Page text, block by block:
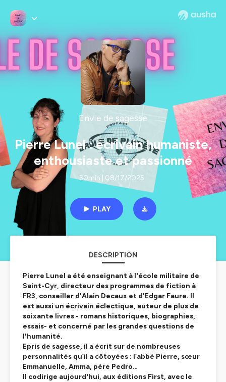
Envie de sagesse
Pierre Lunel : écrivain humaniste,
enthousiaste et passionné
50min | 08/17/2025
PLAY
DESCRIPTION
Pierre Lunel a été enseignant à l'école militaire de
Saint-Cyr, directeur des programmes de fiction à
FR3, conseiller d'Alain Decaux et d'Edgar Faure. Il
est aussi un écrivain éclectique, auteur de plus de
soixante livres - romans historiques, biographies,
essais- et concerné par les grandes questions de
l'humanité.
Epris de sagesse, il a écrit sur de nombreuses
personnalités qu’il a côtoyées : l’abbé Pierre, sœur
Emmanuelle, Amma, père Pedro…
Il codirige aujourd'hui, aux éditions First, avec le